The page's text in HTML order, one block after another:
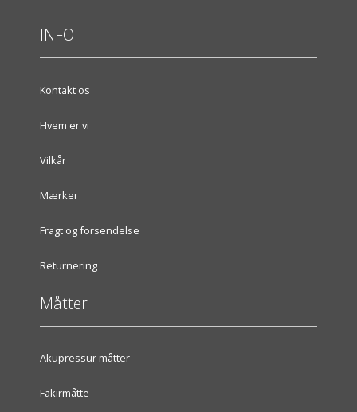
INFO
Kontakt os
Hvem er vi
Vilkår
Mærker
Fragt og forsendelse
Returnering
Måtter
Akupressur måtter
Fakirmåtte